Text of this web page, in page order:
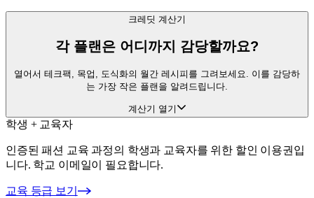
크레딧 계산기
각 플랜은 어디까지 감당할까요?
열어서 테크팩, 목업, 도식화의 월간 레시피를 그려보세요. 이를 감당하
는 가장 작은 플랜을 알려드립니다.
계산기 열기
학생 + 교육자
인증된 패션 교육 과정의 학생과 교육자를 위한 할인 이용권입
니다. 학교 이메일이 필요합니다.
교육 등급 보기